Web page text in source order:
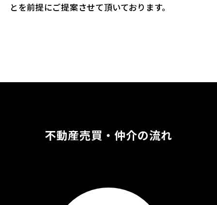
とを前提にご提案させて頂いております。
不動産売買・仲介の流れ